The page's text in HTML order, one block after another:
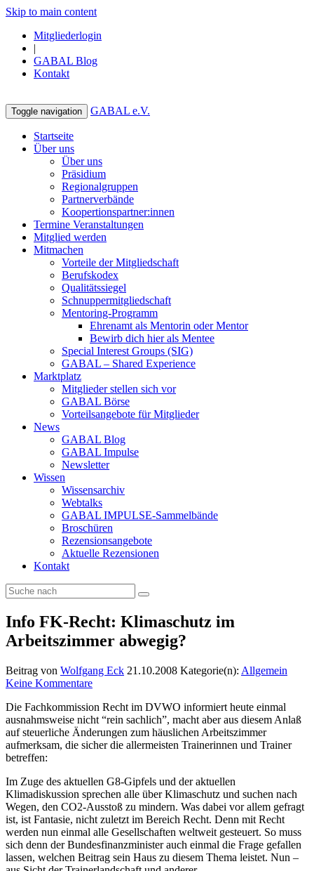
Skip to main content
Mitgliederlogin
|
GABAL Blog
Kontakt
Toggle navigation GABAL e.V.
Startseite
Über uns
Über uns
Präsidium
Regionalgruppen
Partnerverbände
Koopertionspartner:innen
Termine Veranstaltungen
Mitglied werden
Mitmachen
Vorteile der Mitgliedschaft
Berufskodex
Qualitätssiegel
Schnuppermitgliedschaft
Mentoring-Programm
Ehrenamt als Mentorin oder Mentor
Bewirb dich hier als Mentee
Special Interest Groups (SIG)
GABAL – Shared Experience
Marktplatz
Mitglieder stellen sich vor
GABAL Börse
Vorteilsangebote für Mitglieder
News
GABAL Blog
GABAL Impulse
Newsletter
Wissen
Wissensarchiv
Webtalks
GABAL IMPULSE-Sammelbände
Broschüren
Rezensionsangebote
Aktuelle Rezensionen
Kontakt
Info FK-Recht: Klimaschutz im
Arbeitszimmer abwegig?
Beitrag von Wolfgang Eck 21.10.2008 Kategorie(n): Allgemein
Keine Kommentare
Die Fachkommission Recht im DVWO informiert heute einmal
ausnahmsweise nicht “rein sachlich”, macht aber aus diesem Anlaß
auf steuerliche Änderungen zum häuslichen Arbeitszimmer
aufmerksam, die sicher die allermeisten Trainerinnen und Trainer
betreffen:
Im Zuge des aktuellen G8-Gipfels und der aktuellen
Klimadiskussion sprechen alle über Klimaschutz und suchen nach
Wegen, den CO2-Ausstoß zu mindern. Was dabei vor allem gefragt
ist, ist Fantasie, nicht zuletzt im Bereich Recht. Denn mit Recht
werden nun einmal alle Gesellschaften weltweit gesteuert. So muss
sich denn der Bundesfinanzminister auch einmal die Frage gefallen
lassen, welchen Beitrag sein Haus zu diesem Thema leistet. Nun –